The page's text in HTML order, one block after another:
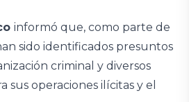
informó que, como parte de
sido identificados presuntos
criminal y diversos
sus operaciones ilícitas y el